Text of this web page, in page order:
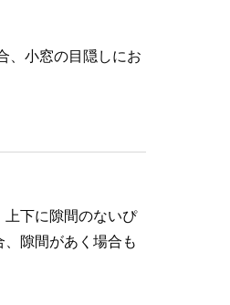
、小窓の目隠しにお
上下に隙間のないぴ
隙間があく場合も